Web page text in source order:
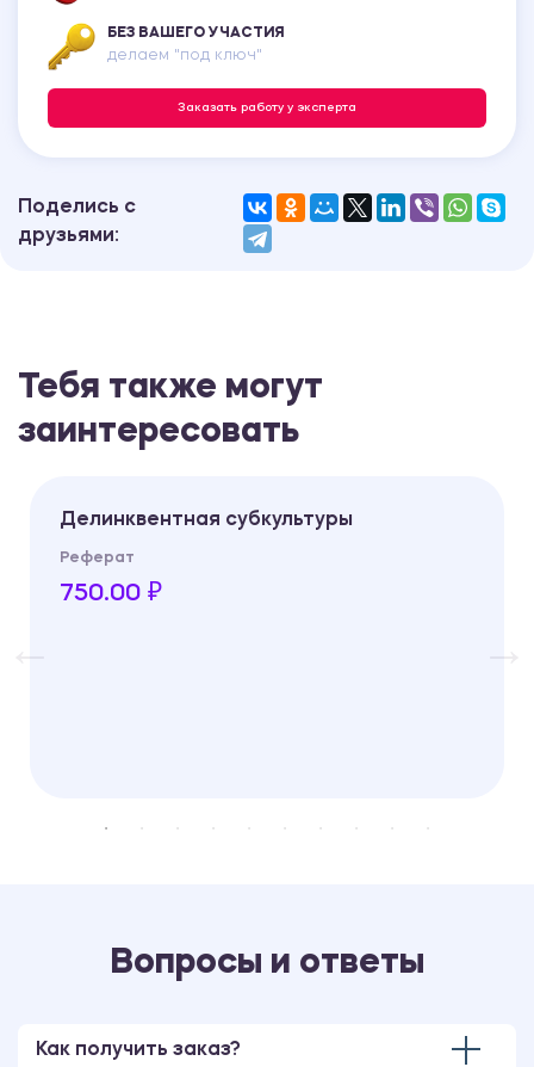
БЕЗ ВАШЕГО УЧАСТИЯ
делаем "под ключ"
Заказать работу у эксперта
Поделись с
друзьями:
Тебя также могут
заинтересовать
Делинквентная субкультуры
Реферат
750.00 ₽
Вопросы и ответы
Как получить заказ?